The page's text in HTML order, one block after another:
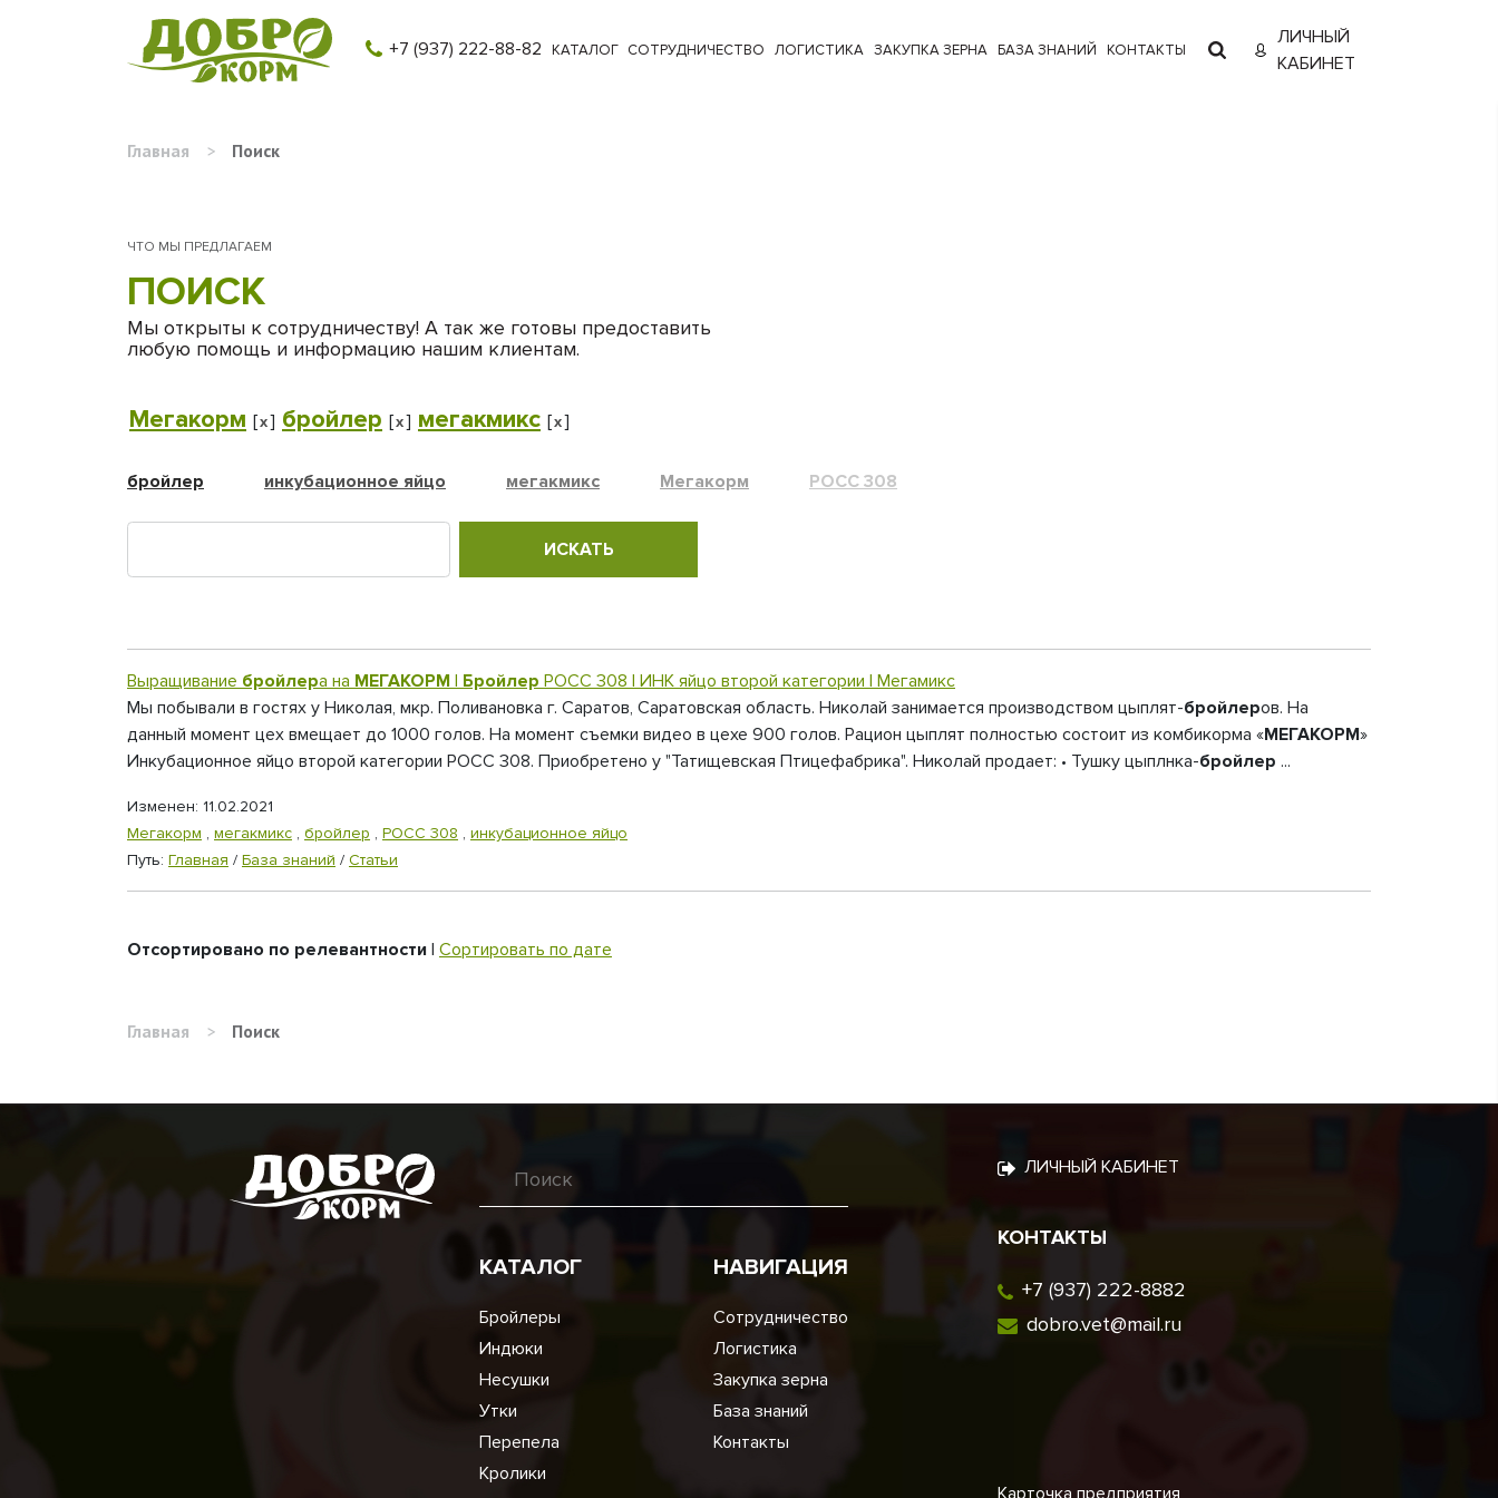
+7 (937) 222-88-82 КАТАЛОГ СОТРУДНИЧЕСТВО ЛОГИСТИКА ЗАКУПКА ЗЕРНА БАЗА ЗНАНИЙ КОНТАКТЫ
ЛИЧНЫЙ
КАБИНЕТ
Главная > Поиск
ЧТО МЫ ПРЕДЛАГАЕМ
ПОИСК
Мы открыты к сотрудничеству! А так же готовы предоставить
любую помощь и информацию нашим клиентам.
Мегакорм [x] бройлер [x] мегакмикс [x]
бройлер инкубационное яйцо мегакмикс Мегакорм РОСС 308
Выращивание бройлера на МЕГАКОРМ | Бройлер РОСС 308 | ИНК яйцо второй категории | Мегамикс
Мы побывали в гостях у Николая, мкр. Поливановка г. Саратов, Саратовская область. Николай занимается производством цыплят-бройлеров. На
данный момент цех вмещает до 1000 голов. На момент съемки видео в цехе 900 голов. Рацион цыплят полностью состоит из комбикорма «МЕГАКОРМ»
Инкубационное яйцо второй категории РОСС 308. Приобретено у "Татищевская Птицефабрика". Николай продает: • Тушку цыплнка-бройлер ...
Изменен: 11.02.2021
Мегакорм , мегакмикс , бройлер , РОСС 308 , инкубационное яйцо
Путь: Главная / База знаний / Статьи
Отсортировано по релевантности | Сортировать по дате
Главная > Поиск
КАТАЛОГ
Бройлеры
Индюки
Несушки
Утки
Перепела
Кролики
НАВИГАЦИЯ
Сотрудничество
Логистика
Закупка зерна
База знаний
Контакты
ЛИЧНЫЙ КАБИНЕТ
КОНТАКТЫ
+7 (937) 222-8882
dobro.vet@mail.ru
Карточка предприятия